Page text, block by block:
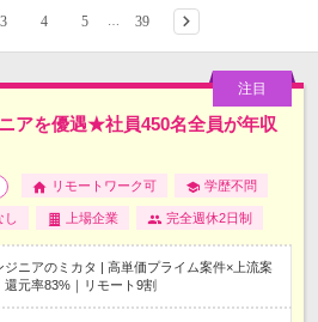
3 4 5 39
アを優遇★社員450名全員が年収
リモートワーク可 学歴不問
し 上場企業 完全週休2日制
ジニアのミカタ | 高単価プライム案件×上流案
還元率83%｜リモート9割